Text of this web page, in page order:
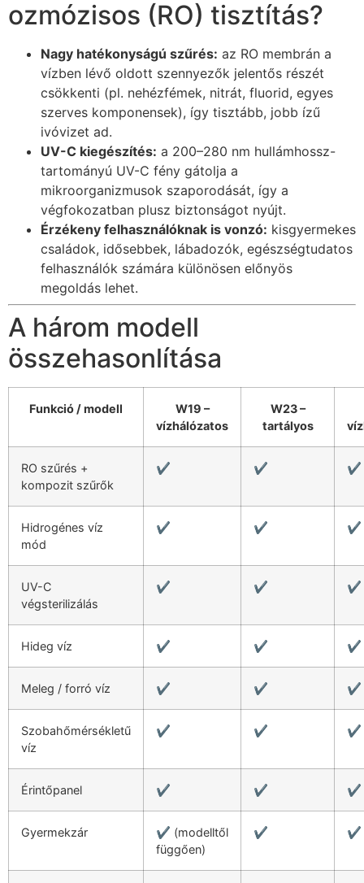
ozmózisos (RO) tisztítás?
Nagy hatékonyságú szűrés: az RO membrán a
vízben lévő oldott szennyezők jelentős részét
csökkenti (pl. nehézfémek, nitrát, fluorid, egyes
szerves komponensek), így tisztább, jobb ízű
ivóvizet ad.
UV-C kiegészítés: a 200–280 nm hullámhossz-
tartományú UV-C fény gátolja a
mikroorganizmusok szaporodását, így a
végfokozatban plusz biztonságot nyújt.
Érzékeny felhasználóknak is vonzó: kisgyermekes
családok, idősebbek, lábadozók, egészségtudatos
felhasználók számára különösen előnyös
megoldás lehet.
A három modell
összehasonlítása
Funkció / modell
W19 –
vízhálózatos
W23 –
tartályos
RO szűrés +
kompozit szűrők
✔️ ✔️ ✔️
Hidrogénes víz
mód
✔️ ✔️ ✔️
UV-C
végsterilizálás
✔️ ✔️ ✔️
Hideg víz ✔️ ✔️ ✔️
Meleg / forró víz ✔️ ✔️ ✔️
Szobahőmérsékletű
víz
✔️ ✔️ ✔️
Érintőpanel ✔️ ✔️ ✔️
Gyermekzár
✔️ (modelltől
függően)
✔️ ✔️